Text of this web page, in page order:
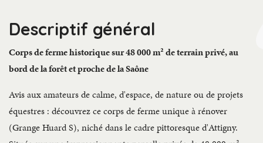
Descriptif général
Corps de ferme historique sur 48 000 m² de terrain privé, au
bord de la forêt et proche de la Saône
Avis aux amateurs de calme, d'espace, de nature ou de projets
équestres : découvrez ce corps de ferme unique à rénover
(Grange Huard S), niché dans le cadre pittoresque d'Attigny.